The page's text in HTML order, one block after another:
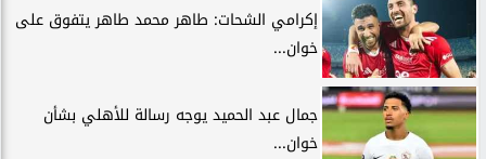
إكرامي الشحات: طاهر محمد طاهر يتفوق على
خوان...
جمال عبد الحميد يوجه رسالة للأهلي بشأن
خوان...